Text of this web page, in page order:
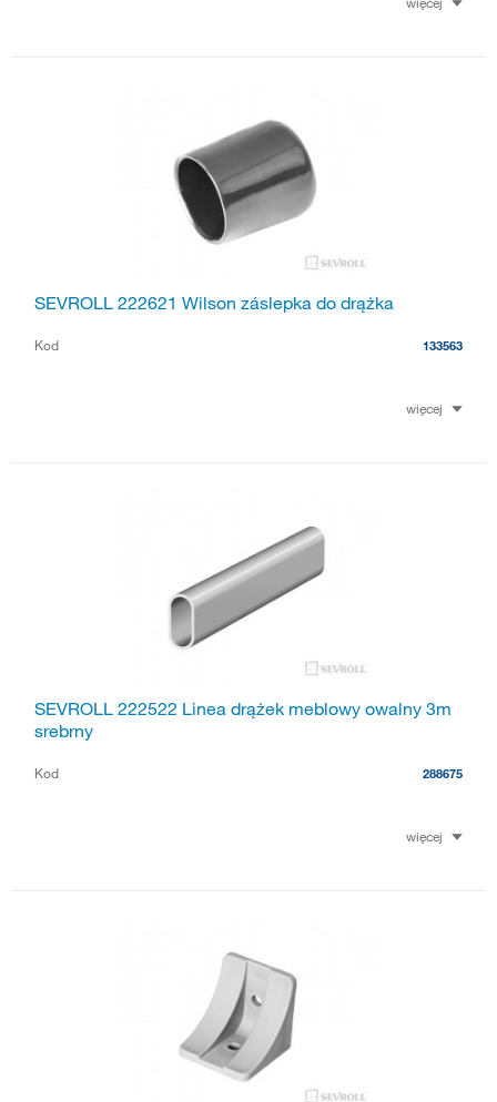
SEVROLL 222621 Wilson záslepka do drążka
Kod 133563
więcej
SEVROLL 222522 Linea drążek meblowy owalny 3m
srebrny
Kod 288675
więcej